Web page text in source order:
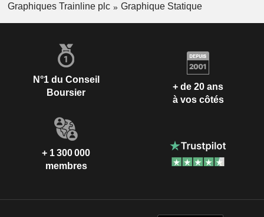
Graphiques Trainline plc
Graphique Statique
N°1 du Conseil
Boursier
+ de 20 ans
à vos côtés
+ 1 300 000
membres